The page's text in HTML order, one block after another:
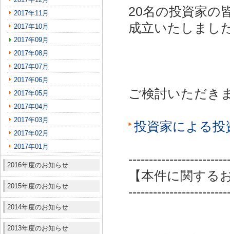
2017年11月
2017年10月
2017年09月
2017年08月
2017年07月
2017年06月
2017年05月
2017年04月
2017年03月
2017年02月
2017年01月
2016年度のお知らせ
2015年度のお知らせ
2014年度のお知らせ
2013年度のお知らせ
20名の投資家の
成立いたしまし
ご検討いただき
投資家による
【本件に関する